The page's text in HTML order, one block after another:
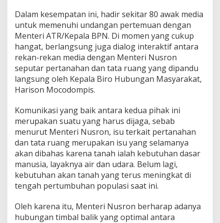
i
h
T
e
a
h
M
e
r
t
a
k
a
n
K
e
m
t
e
Dalam kesempatan ini, hadir sekitar 80 awak media
untuk memenuhi undangan pertemuan dengan
Menteri ATR/Kepala BPN. Di momen yang cukup
hangat, berlangsung juga dialog interaktif antara
rekan-rekan media dengan Menteri Nusron
seputar pertanahan dan tata ruang yang dipandu
langsung oleh Kepala Biro Hubungan Masyarakat,
Harison Mocodompis.
Komunikasi yang baik antara kedua pihak ini
merupakan suatu yang harus dijaga, sebab
menurut Menteri Nusron, isu terkait pertanahan
dan tata ruang merupakan isu yang selamanya
akan dibahas karena tanah ialah kebutuhan dasar
manusia, layaknya air dan udara. Belum lagi,
kebutuhan akan tanah yang terus meningkat di
tengah pertumbuhan populasi saat ini.
Oleh karena itu, Menteri Nusron berharap adanya
hubungan timbal balik yang optimal antara